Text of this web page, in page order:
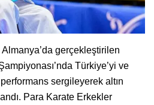
gerçekleştirilen
Türkiye’yi ve
sergileyerek altın
Para Karate Erkekler